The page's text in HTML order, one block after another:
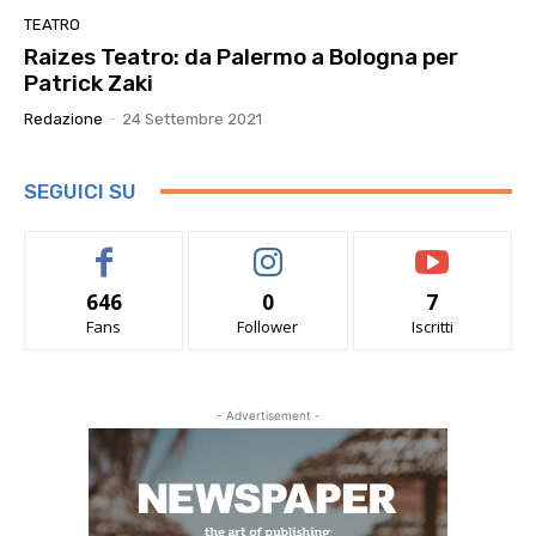
TEATRO
Raizes Teatro: da Palermo a Bologna per
Patrick Zaki
Redazione - 24 Settembre 2021
SEGUICI SU
646
Fans
0
Follower
7
Iscritti
- Advertisement -